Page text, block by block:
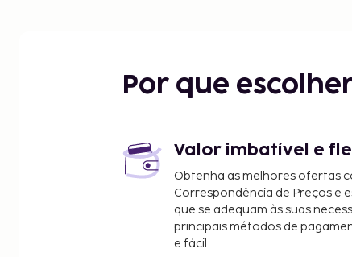
Mindspace IT Park - 7 km/4,3 mi
Durgam Cheruvu Lake - 7,7 km/4,8 mi
Centro Comercial de Inorbit - 7,8 km/4,8 mi
Sarath City Capital Mall - 7,9 km/4,9 mi
Jardim Botânico Kotla Vijayabhaskara Reddy -
O aeroporto principal mais próximo é o de
Internacional Rajiv Gandhi) - 40,1 km/24,9 mi
Por que
Valor imbatível e
Obtenha as melhores ofertas
Correspondência de Preços e
que se adequam às suas
principais métodos de
e fácil.